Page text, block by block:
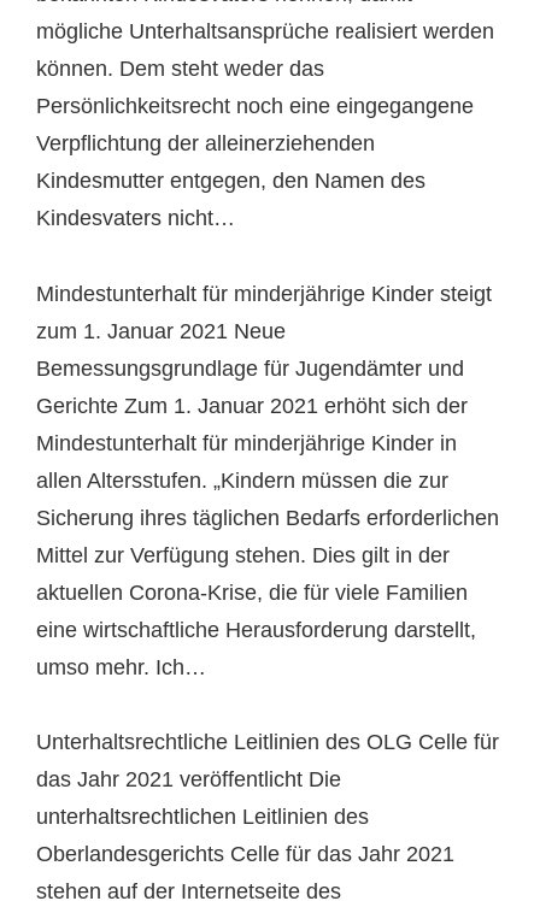
mögliche Unterhaltsansprüche realisiert werden
können. Dem steht weder das
Persönlichkeitsrecht noch eine eingegangene
Verpflichtung der alleinerziehenden
Kindesmutter entgegen, den Namen des
Kindesvaters nicht…
Mindestunterhalt für minderjährige Kinder steigt
zum 1. Januar 2021 Neue
Bemessungsgrundlage für Jugendämter und
Gerichte Zum 1. Januar 2021 erhöht sich der
Mindestunterhalt für minderjährige Kinder in
allen Altersstufen. „Kindern müssen die zur
Sicherung ihres täglichen Bedarfs erforderlichen
Mittel zur Verfügung stehen. Dies gilt in der
aktuellen Corona-Krise, die für viele Familien
eine wirtschaftliche Herausforderung darstellt,
umso mehr. Ich…
Unterhaltsrechtliche Leitlinien des OLG Celle für
das Jahr 2021 veröffentlicht Die
unterhaltsrechtlichen Leitlinien des
Oberlandesgerichts Celle für das Jahr 2021
stehen auf der Internetseite des